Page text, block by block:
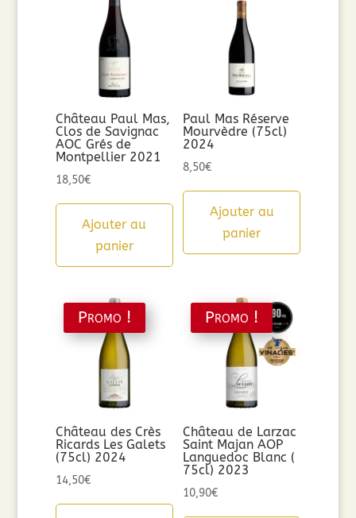
Château Paul Mas,
Clos de Savignac
AOC Grés de
Montpellier 2021
18,50€
Ajouter au
panier
Paul Mas Réserve
Mourvèdre (75cl)
2024
8,50€
Ajouter au
panier
Promo !
Château des Crès
Ricards Les Galets
(75cl) 2024
14,50€
Promo !
Château de Larzac
Saint Majan AOP
Languedoc Blanc (
75cl) 2023
10,90€